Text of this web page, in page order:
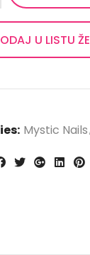
U LISTU
Mystic Nails